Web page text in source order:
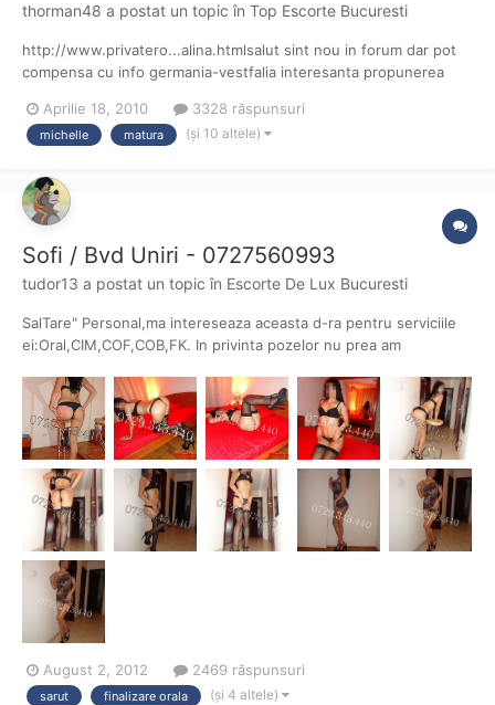
thorman48 a postat un topic în Top Escorte Bucuresti
http://www.privatero...alina.htmlsalut sint nou in forum dar pot
compensa cu info germania-vestfalia interesanta propunerea
date fizice -virsta -performante-comportamentla sibiu cind vin in
vizita piata slabutaasa ca incerc o cura la bucures...
Aprilie 18, 2010 3328 răspunsuri
michelle matura (și 10 altele)
Sofi / Bvd Uniri - 0727560993
tudor13 a postat un topic în Escorte De Lux Bucuresti
SalTare" Personal,ma intereseaza aceasta d-ra pentru serviciile
ei:Oral,CIM,COF,COB,FK. In privinta pozelor nu prea am
mentionat !!! LORY, sexy, dulce si pasionala, te astept la mine in
dormitor, iti pot oferi un oral senzual cu...
August 2, 2012 2469 răspunsuri
sarut finalizare orala (și 4 altele)